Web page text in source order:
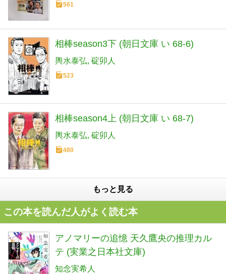
561
相棒season3下 (朝日文庫 い 68-6)
輿水泰弘 碇卯人
523
相棒season4上 (朝日文庫 い 68-7)
輿水泰弘 碇卯人
480
もっと見る
この本を読んだ人がよく読む本
アノマリーの追憶 天久鷹央の推理カル
テ (実業之日本社文庫)
知念実希人